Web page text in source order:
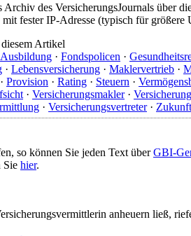
des VersicherungsJournals über
fester IP-Adresse (typisch für größere
Artikel
Ausbildung · Fondspolicen ·
· Lebensversicherung · Maklervertrieb ·
· Provision · Rating · Steuern ·
· Versicherungsmakler·
· Versicherungsvertreter·
so können Sie jeden Text überGBI-
Sie hier.
anheuern ließ,